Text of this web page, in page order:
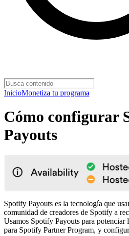
InicioMonetiza tu programa
Cómo configurar
Payouts
Spotify Payouts es la tecnología que
comunidad de creadores de Spotify a
Usamos Spotify Payouts para potenciar
para Spotify Partner Program, y